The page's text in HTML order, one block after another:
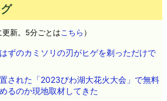
新。5分ごとはこちら ）
ずのカミソリの刃がヒゲを剃っただけで
された「2023びわ湖大花火大会」で無料
るのか現地取材してきた